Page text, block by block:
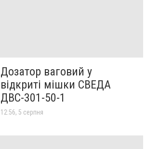
Дозатор ваговий у
відкриті мішки СВЕДА
ДВС-301-50-1
12:56, 5 серпня